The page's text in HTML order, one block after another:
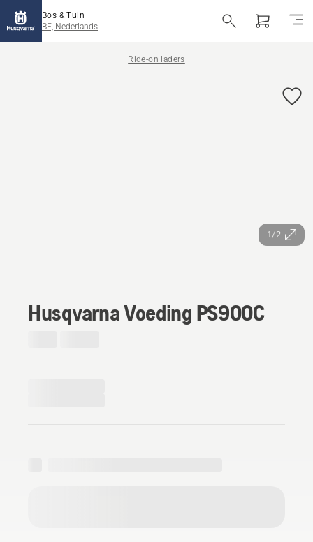
Bos & Tuin
BE, Nederlands
Ride-on laders
1/2
Husqvarna Voeding PS900C